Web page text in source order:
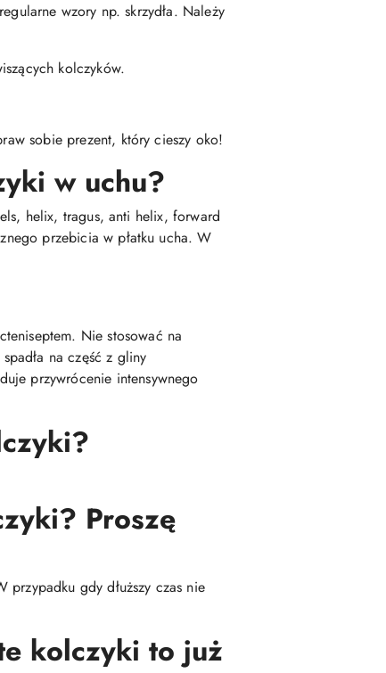
wzory np. skrzydła. Należy
kolczyków.
sobie prezent, który cieszy oko!
w uchu?
helix, tragus, anti helix, forward
przebicia w płatku ucha. W
Nie stosować na
na część z gliny
przywrócenie intensywnego
Proszę
przypadku gdy dłuższy czas nie
kolczyki to już